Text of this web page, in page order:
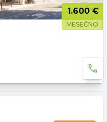
1.600 €
MESEČNO